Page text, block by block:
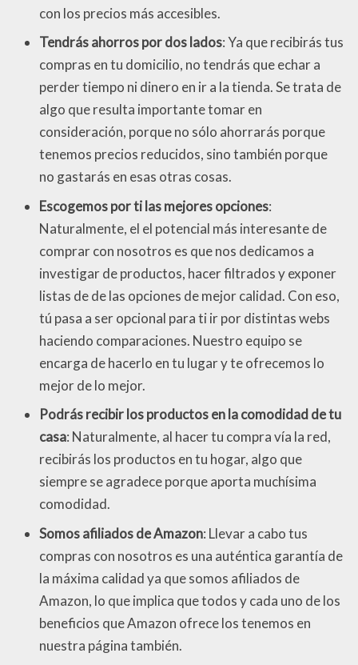
con los precios más accesibles.
Tendrás ahorros por dos lados: Ya que recibirás tus
compras en tu domicilio, no tendrás que echar a
perder tiempo ni dinero en ir a la tienda. Se trata de
algo que resulta importante tomar en
consideración, porque no sólo ahorrarás porque
tenemos precios reducidos, sino también porque
no gastarás en esas otras cosas.
Escogemos por ti las mejores opciones:
Naturalmente, el el potencial más interesante de
comprar con nosotros es que nos dedicamos a
investigar de productos, hacer filtrados y exponer
listas de de las opciones de mejor calidad. Con eso,
tú pasa a ser opcional para ti ir por distintas webs
haciendo comparaciones. Nuestro equipo se
encarga de hacerlo en tu lugar y te ofrecemos lo
mejor de lo mejor.
Podrás recibir los productos en la comodidad de tu
casa: Naturalmente, al hacer tu compra vía la red,
recibirás los productos en tu hogar, algo que
siempre se agradece porque aporta muchísima
comodidad.
Somos afiliados de Amazon: Llevar a cabo tus
compras con nosotros es una auténtica garantía de
la máxima calidad ya que somos afiliados de
Amazon, lo que implica que todos y cada uno de los
beneficios que Amazon ofrece los tenemos en
nuestra página también.